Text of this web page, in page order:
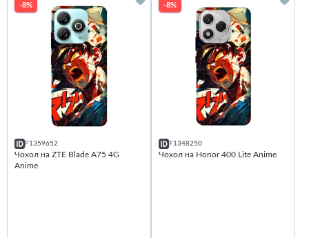
-8%
F1359652
Чохол на ZTE Blade A75 4G
Anime
-8%
F1348250
Чохол на Honor 400 Lite Anime